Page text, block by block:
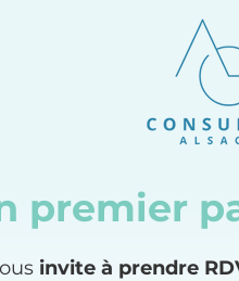
premier
invite à prendre